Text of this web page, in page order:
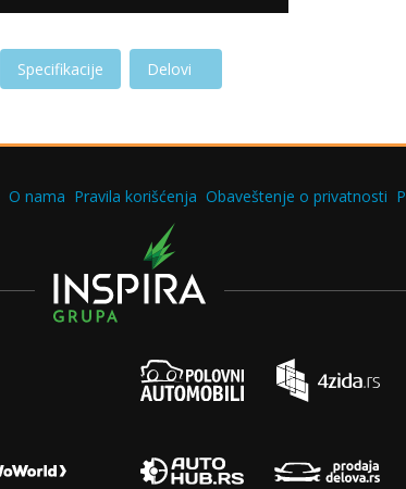
Specifikacije Delovi
O nama Pravila korišćenja Obaveštenje o privatnosti